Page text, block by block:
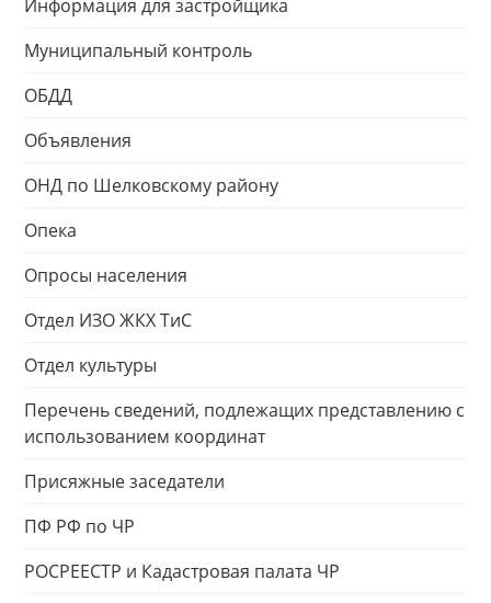
Информация для застройщика
Муниципальный контроль
ОБДД
Объявления
ОНД по Шелковскому району
Опека
Опросы населения
Отдел ИЗО ЖКХ ТиС
Отдел культуры
Перечень сведений, подлежащих представлению с
использованием координат
Присяжные заседатели
ПФ РФ по ЧР
РОСРЕЕСТР и Кадастровая палата ЧР